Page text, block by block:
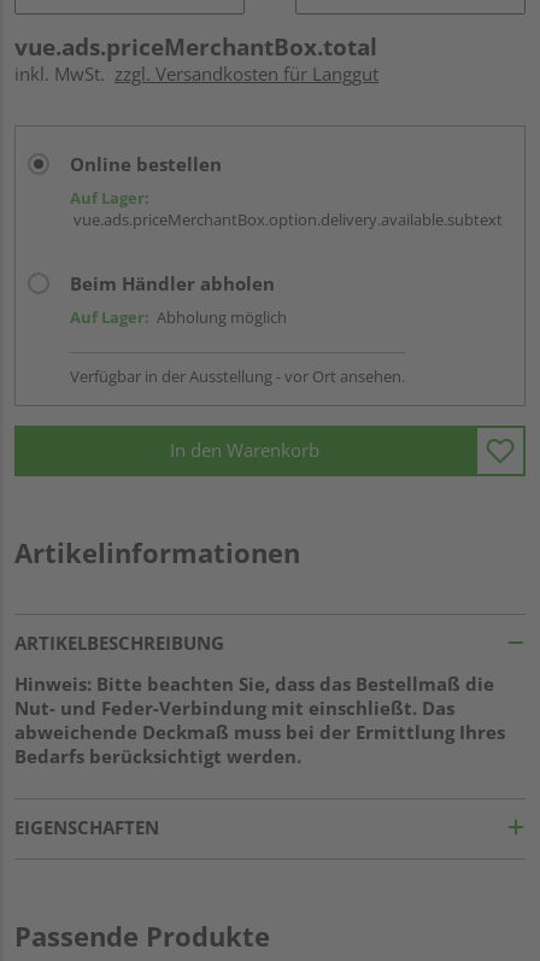
vue.ads.priceMerchantBox.total
inkl. MwSt. zzgl. Versandkosten für Langgut
Online bestellen
Auf Lager:
vue.ads.priceMerchantBox.option.delivery.available.subtext
Beim Händler abholen
Auf Lager: Abholung möglich
Verfügbar in der Ausstellung - vor Ort ansehen.
In den Warenkorb
Artikelinformationen
ARTIKELBESCHREIBUNG
Hinweis: Bitte beachten Sie, dass das Bestellmaß die
Nut- und Feder-Verbindung mit einschließt. Das
abweichende Deckmaß muss bei der Ermittlung Ihres
Bedarfs berücksichtigt werden.
EIGENSCHAFTEN
Passende Produkte